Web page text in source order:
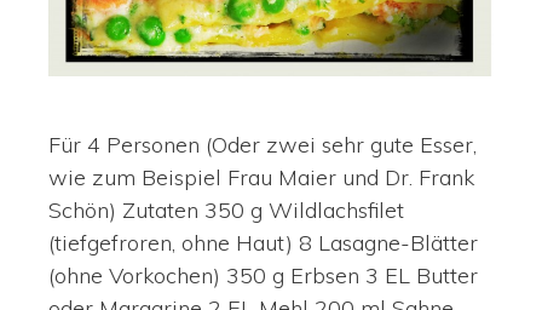
Für 4 Personen (Oder zwei sehr gute Esser,
wie zum Beispiel Frau Maier und Dr. Frank
Schön) Zutaten 350 g Wildlachsfilet
(tiefgefroren, ohne Haut) 8 Lasagne-Blätter
(ohne Vorkochen) 350 g Erbsen 3 EL Butter